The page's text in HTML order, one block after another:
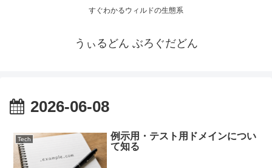
すぐわかるウィルドの生態系
うぃるどん ぶろぐだどん
2026-06-08
Tech
例示用・テスト用ドメインについ
て知る